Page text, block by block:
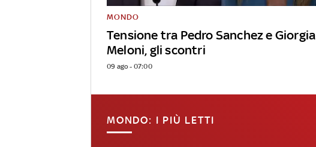
Tensione tra Pedro Sanchez e Giorgia
Meloni, gli scontri
MONDO
09 ago - 07:00
MONDO: I PIÙ LETTI